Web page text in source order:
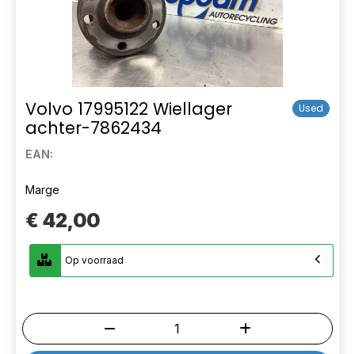
Volvo 17995122 Wiellager
achter-7862434
Used
EAN:
Marge
€ 42,00
Op voorraad